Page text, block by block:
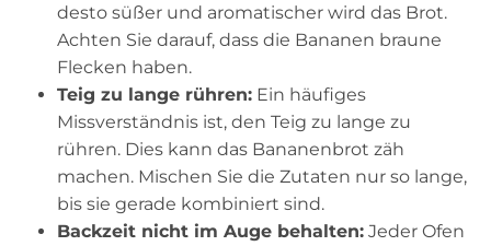
desto süßer und aromatischer wird das Brot.
Achten Sie darauf, dass die Bananen braune
Flecken haben.
Teig zu lange rühren: Ein häufiges
Missverständnis ist, den Teig zu lange zu
rühren. Dies kann das Bananenbrot zäh
machen. Mischen Sie die Zutaten nur so lange,
bis sie gerade kombiniert sind.
Backzeit nicht im Auge behalten: Jeder Ofen